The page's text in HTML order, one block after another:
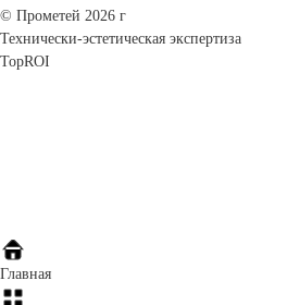
© Прометей 2026 г
Технически-эстетическая экспертиза
TopROI
Главная